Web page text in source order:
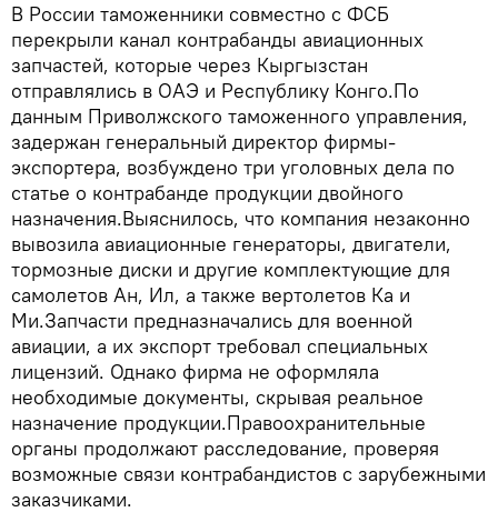
В России таможенники совместно с ФСБ
перекрыли канал контрабанды авиационных
запчастей, которые через Кыргызстан
отправлялись в ОАЭ и Республику Конго.По
данным Приволжского таможенного управления,
задержан генеральный директор фирмы-
экспортера, возбуждено три уголовных дела по
статье о контрабанде продукции двойного
назначения.Выяснилось, что компания незаконно
вывозила авиационные генераторы, двигатели,
тормозные диски и другие комплектующие для
самолетов Ан, Ил, а также вертолетов Ка и
Ми.Запчасти предназначались для военной
авиации, а их экспорт требовал специальных
лицензий. Однако фирма не оформляла
необходимые документы, скрывая реальное
назначение продукции.Правоохранительные
органы продолжают расследование, проверяя
возможные связи контрабандистов с зарубежными
заказчиками.